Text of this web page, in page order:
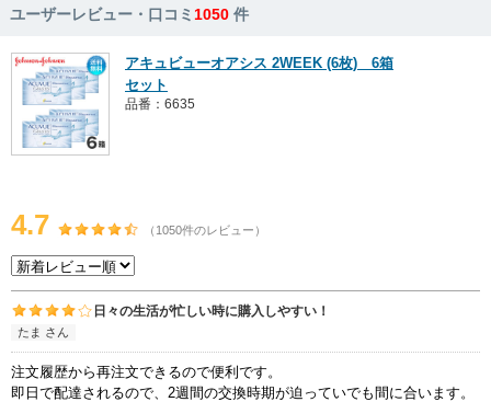
ユーザーレビュー・口コミ1050 件
アキュビューオアシス 2WEEK (6枚) 6箱
セット
品番：6635
4.7 （1050件のレビュー）
日々の生活が忙しい時に購入しやすい！
たま さん
注文履歴から再注文できるので便利です。
即日で配達されるので、2週間の交換時期が迫っていでも間に合います。